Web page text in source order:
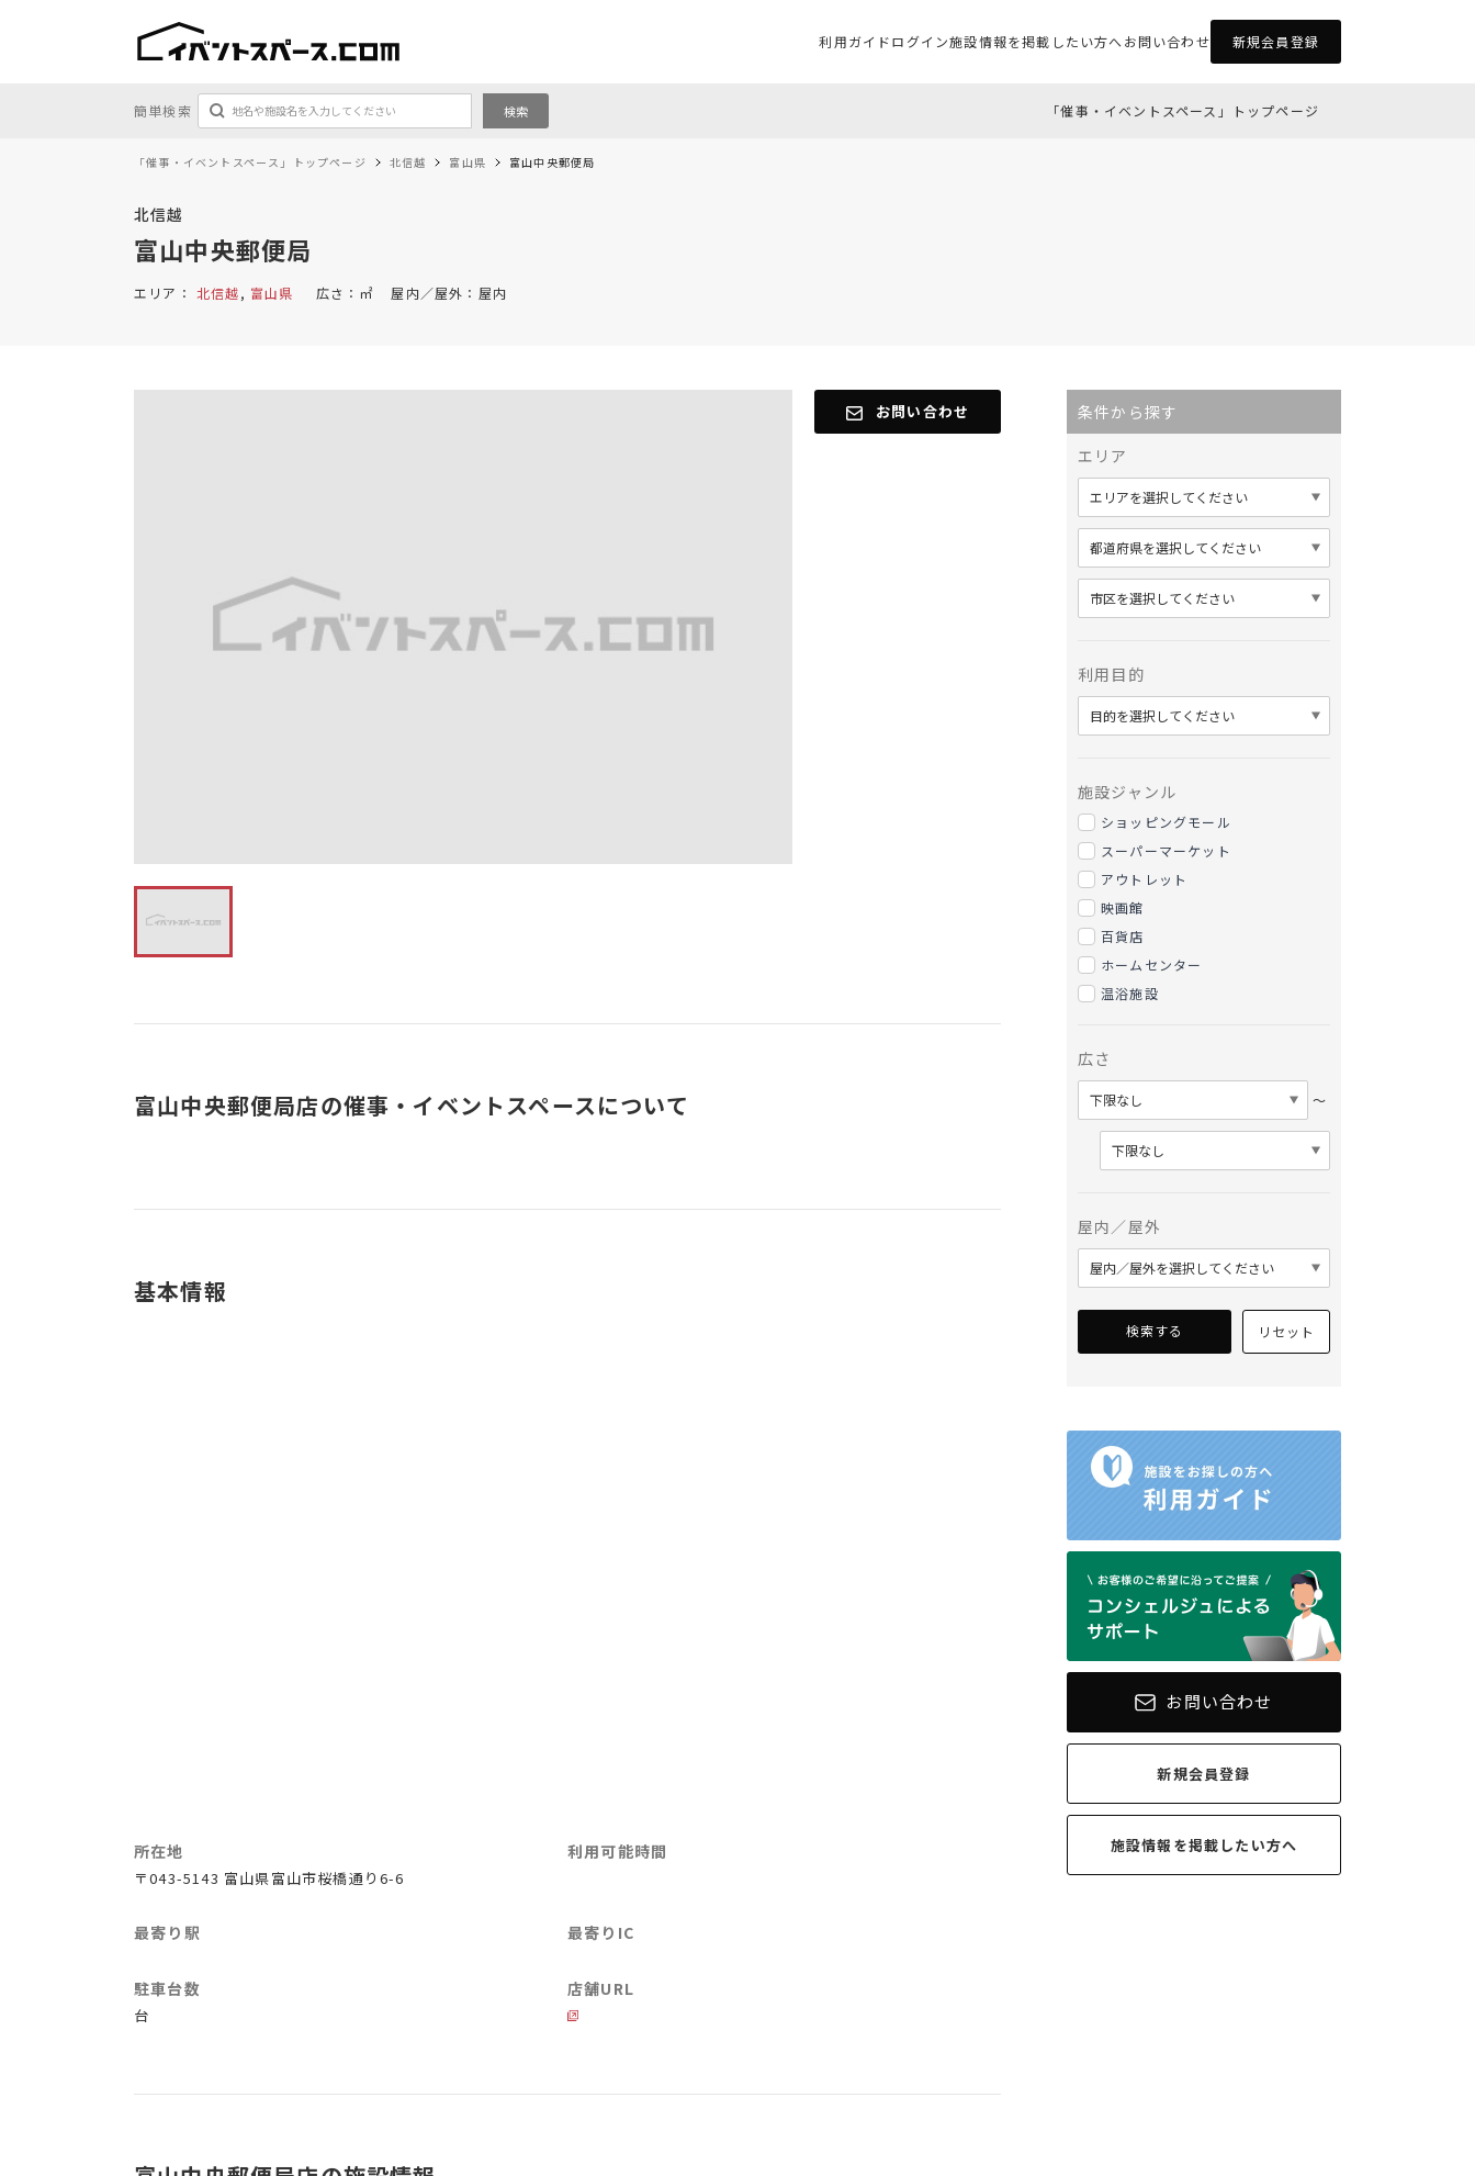
利用ガイドログイン施設情報を掲載したい方へお問い合わせ 新規会員登録
簡単検索 検索 「催事・イベントスペース」トップページ
「催事・イベントスペース」トップページ 北信越 富山県 富山中央郵便局
北信越
富山中央郵便局
エリア： 北信越, 富山県 広さ： ㎡ 屋内／屋外： 屋内
お問い合わせ
富山中央郵便局店の催事・イベントスペースについて
基本情報
所在地
〒043-5143 富山県富山市桜橋通り6-6
利用可能時間
最寄り駅 最寄りIC
駐車台数
台
店舗URL
条件から探す
エリア
利用目的
施設ジャンル
ショッピングモール
スーパーマーケット
アウトレット
映画館
百貨店
ホームセンター
温浴施設
広さ
〜
屋内／屋外
検索する リセット
お問い合わせ
新規会員登録
施設情報を掲載したい方へ